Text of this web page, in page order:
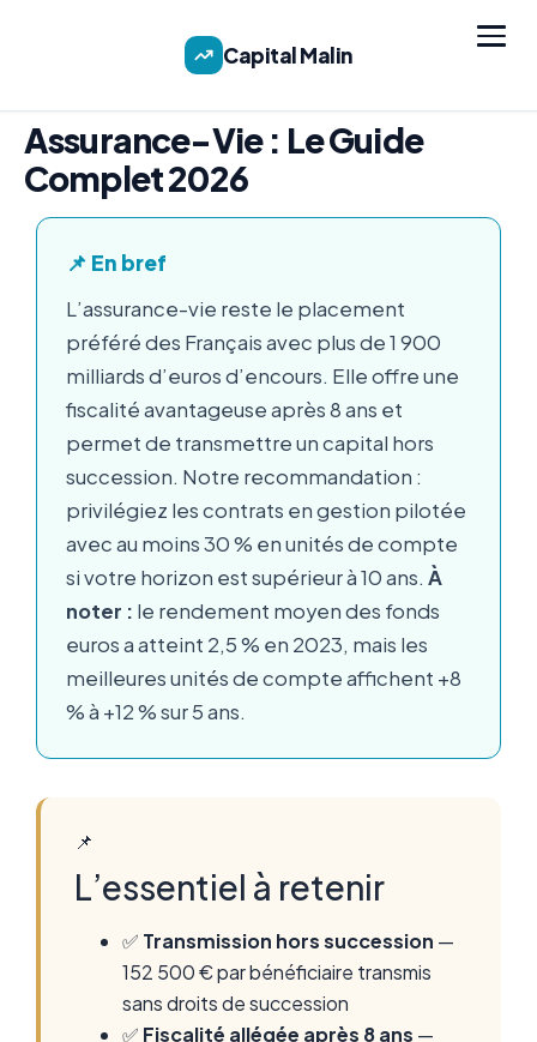
Capital Malin
Assurance-Vie : Le Guide
Complet 2026
📌 En bref
L’assurance-vie reste le placement
préféré des Français avec plus de 1 900
milliards d’euros d’encours. Elle offre une
fiscalité avantageuse après 8 ans et
permet de transmettre un capital hors
succession. Notre recommandation :
privilégiez les contrats en gestion pilotée
avec au moins 30 % en unités de compte
si votre horizon est supérieur à 10 ans. À
noter : le rendement moyen des fonds
euros a atteint 2,5 % en 2023, mais les
meilleures unités de compte affichent +8
% à +12 % sur 5 ans.
📌
L’essentiel à retenir
✅ Transmission hors succession —
152 500 € par bénéficiaire transmis
sans droits de succession
✅ Fiscalité allégée après 8 ans —